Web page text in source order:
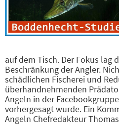
auf dem Tisch. Der Fokus lag
Beschränkung der Angler.
schädlichen Fischerei und
überhandnehmenden
Angeln in der
vorhergesagt wurde. Ein
Angeln Chefredakteur